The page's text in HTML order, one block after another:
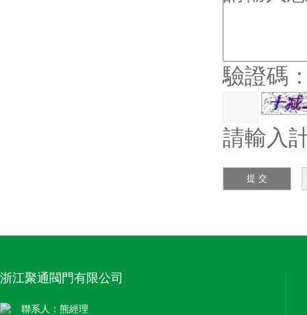
驗證碼
請輸入
浙江聚通閥門有限公司
聯系人：熊經理